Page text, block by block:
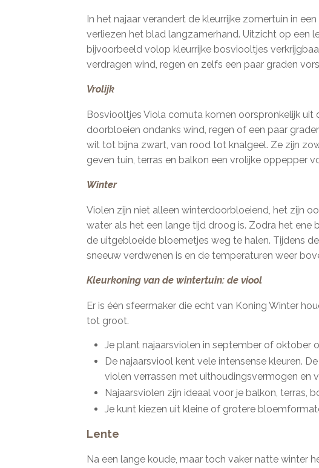
In het najaar verandert de kleurrijke zomertuin in
verliezen het blad langzamerhand. Uitzicht op een
bijvoorbeeld volop kleurrijke bosviooltjes
verdragen wind, regen en zelfs een paar graden
Vrolijk
Bosviooltjes Viola cornuta komen oorspronkelijk
doorbloeien ondanks wind, regen of een paar
wit tot bijna zwart, van rood tot knalgeel. Ze zijn
geven tuin, terras en balkon een vrolijke oppepper
Winter
Violen zijn niet alleen winterdoorbloeiend, het zijn
water als het een lange tijd droog is. Zodra het
de uitgebloeide bloemetjes weg te halen. Tijdens
sneeuw verdwenen is en de temperaturen weer
Kleurkoning van de wintertuin: de viool
Er is één sfeermaker die echt van Koning Winter
tot groot.
Je plant najaarsviolen in september of oktober
De najaarsviool kent vele intensense kleuren.
violen verrassen met uithoudingsvermogen en
Najaarsviolen zijn ideaal voor je balkon, terras,
Je kunt kiezen uit kleine of grotere
Lente
Na een lange koude, maar toch vaker natte winter